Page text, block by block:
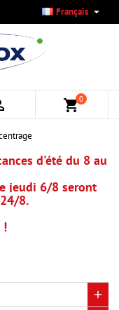
Français 
shopping_cart0
d'été du 8 au
jeudi 6/8 seront
8.
!
×
×
((modalDeleteText))
×
une liste d'envies
×
produits à votre
Connexion